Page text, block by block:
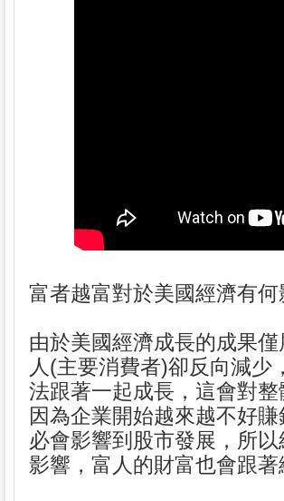
富者越富對於美國經濟有何
由於美國經濟成長的成果
人(主要消費者)卻反向減少
法跟著一起成長，這會對
因為企業開始越來越不好
必會影響到股市發展，所
影響，富人的財富也會跟著